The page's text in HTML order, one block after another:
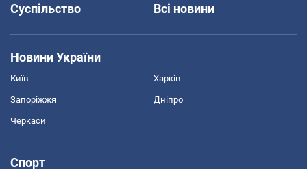
Суспільство
Всі новини
Новини України
Київ Харків
Запоріжжя Дніпро
Черкаси
Спорт